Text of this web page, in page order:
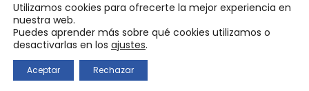
Política de privacidad
Política de cookies
Utilizamos cookies para ofrecerte la mejor experiencia en
nuestra web.
Puedes aprender más sobre qué cookies utilizamos o
desactivarlas en los ajustes.
Aceptar Rechazar